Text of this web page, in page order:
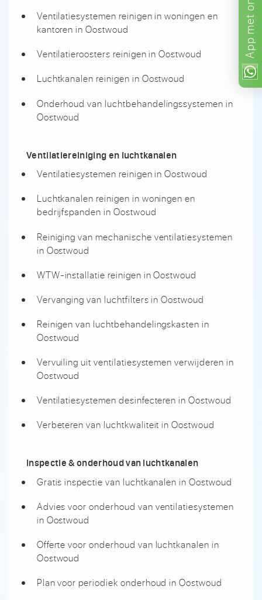
App
met
Ventilatiesystemen reinigen in woningen en
kantoren in Oostwoud
Ventilatieroosters reinigen in Oostwoud
Luchtkanalen reinigen in Oostwoud
Onderhoud van luchtbehandelingssystemen in
Oostwoud
Ventilatiereiniging en luchtkanalen
Ventilatiesystemen reinigen in Oostwoud
Luchtkanalen reinigen in woningen en
bedrijfspanden in Oostwoud
Reiniging van mechanische ventilatiesystemen
in Oostwoud
WTW-installatie reinigen in Oostwoud
Vervanging van luchtfilters in Oostwoud
Reinigen van luchtbehandelingskasten in
Oostwoud
Vervuiling uit ventilatiesystemen verwijderen in
Oostwoud
Ventilatiesystemen desinfecteren in Oostwoud
Verbeteren van luchtkwaliteit in Oostwoud
Inspectie & onderhoud van luchtkanalen
Gratis inspectie van luchtkanalen in Oostwoud
Advies voor onderhoud van ventilatiesystemen
in Oostwoud
Offerte voor onderhoud van luchtkanalen in
Oostwoud
Plan voor periodiek onderhoud in Oostwoud